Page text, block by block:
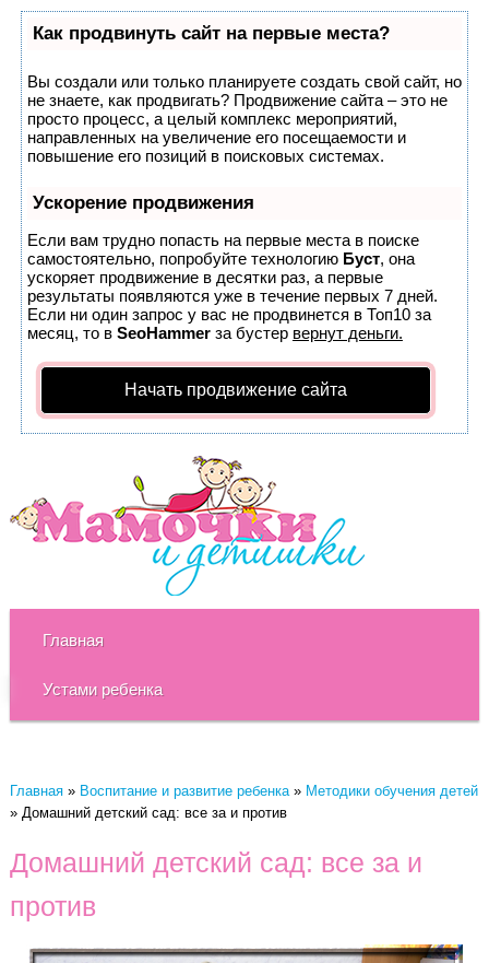
Как продвинуть сайт на первые места?
Вы создали или только планируете создать свой сайт, но
не знаете, как продвигать? Продвижение сайта – это не
просто процесс, а целый комплекс мероприятий,
направленных на увеличение его посещаемости и
повышение его позиций в поисковых системах.
Ускорение продвижения
Если вам трудно попасть на первые места в поиске
самостоятельно, попробуйте технологию Буст, она
ускоряет продвижение в десятки раз, а первые
результаты появляются уже в течение первых 7 дней.
Если ни один запрос у вас не продвинется в Топ10 за
месяц, то в SeoHammerза бустер вернут деньги.
Начать продвижение сайта
Главная
Устами ребенка
Главная» Воспитание и развитие ребенка» Методики обучения детей
» Домашний детский сад: все за и против
Домашний детский сад: все за и
против